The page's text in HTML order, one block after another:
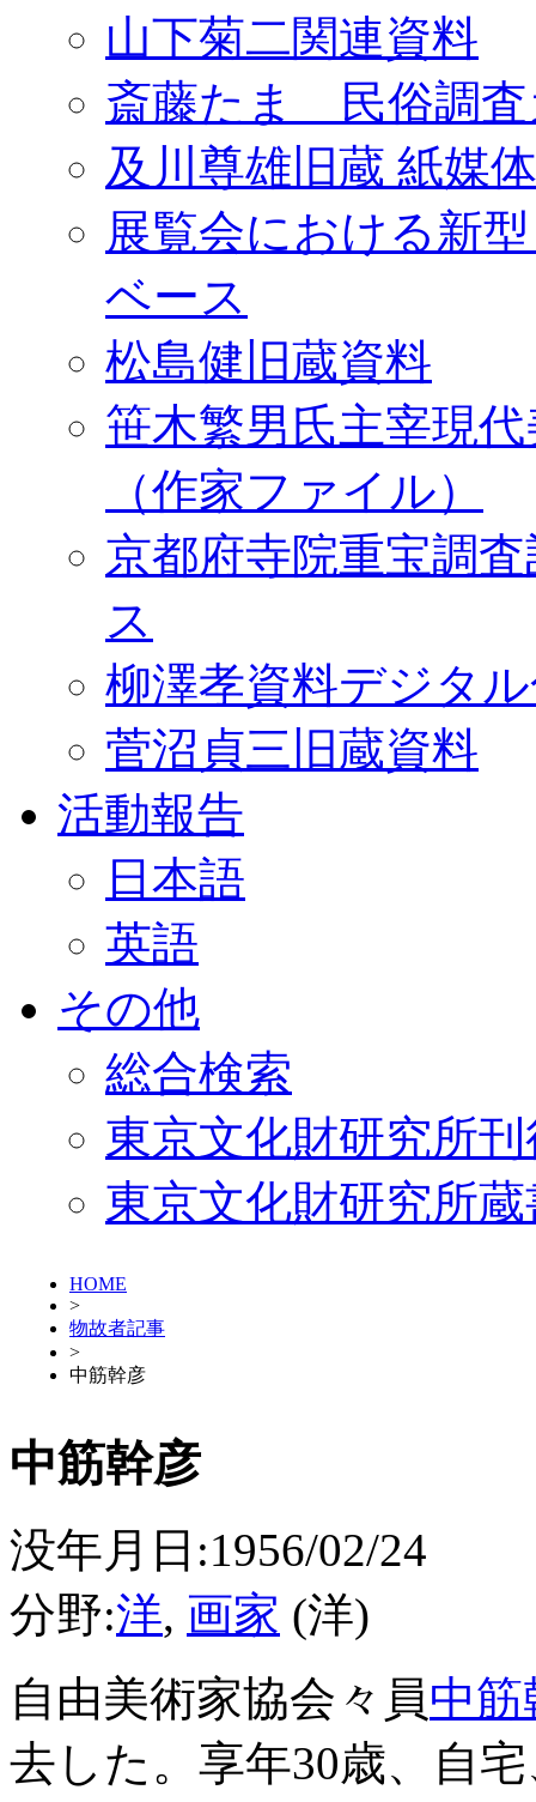
山下菊二関連資料
斎藤たま 民俗調査
及川尊雄旧蔵 紙媒
展覧会における新
ベース
松島健旧蔵資料
笹木繁男氏主宰現
（作家ファイル）
京都府寺院重宝調
ス
柳澤孝資料デジタ
菅沼貞三旧蔵資料
活動報告
日本語
英語
その他
総合検索
東京文化財研究所
東京文化財研究所
HOME
>
物故者記事
>
中筋幹彦
中筋幹彦
没年月日:1956/02/24
分野:洋, 画家 (洋)
自由美術家協会々員中筋
去した。享年30歳、自